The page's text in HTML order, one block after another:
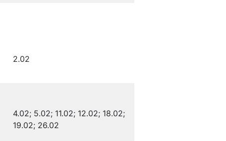
2.02
4.02; 5.02; 11.02; 12.02; 18.02;
19.02; 26.02